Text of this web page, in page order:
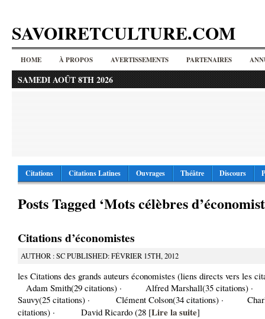
SAVOIRETCULTURE.COM
HOME À PROPOS AVERTISSEMENTS PARTENAIRES
SAMEDI AOÛT 8TH 2026
Citations Citations Latines Ouvrages Théâtre Discours
Posts Tagged ‘Mots célèbres
Citations d’économistes
AUTHOR : SC PUBLISHED: FÉVRIER 15TH, 2012
les Citations des grands auteurs économistes (liens directs vers
Adam Smith(29 citations) · Alfred Marshall(35
Sauvy(25 citations) · Clément Colson(34 citations) ·
citations) · David Ricardo (28 [Lire la suite]